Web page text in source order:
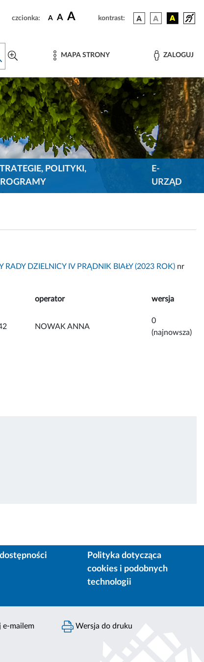
czcionka: A A A kontrast:
MAPA STRONY ZALOGUJ
POLITYKI,
E-
URZĄD
RADY DZIELNICY IV PRĄDNIK BIAŁY (2023 ROK) nr
operator wersja
NOWAK ANNA
0
(najnowsza)
Polityka dotycząca
cookies i podobnych
technologii
e-mailem Wersja do druku